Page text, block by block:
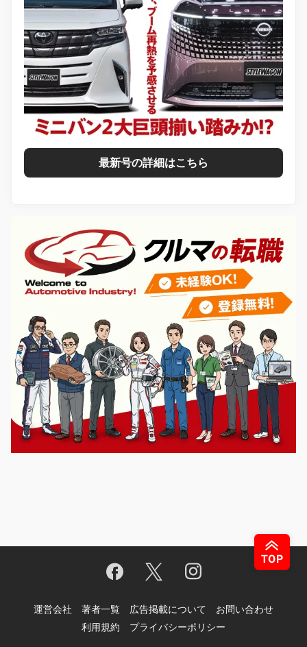
最新号の詳細はこちら
運営会社 著者一覧 広告掲載について
お問い合わせ
利用規約
プライバシーポリシー